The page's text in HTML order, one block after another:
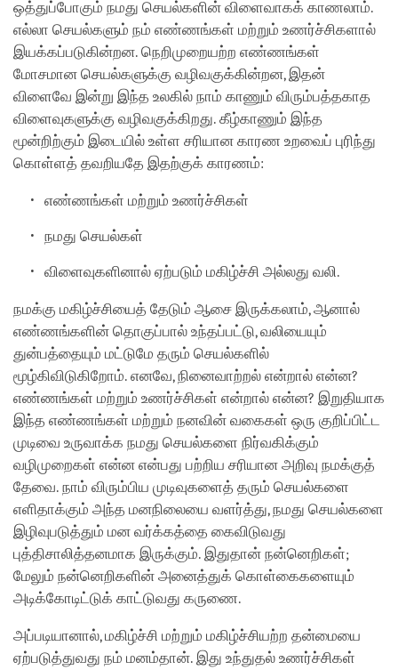
ஒத்துப்போகும் நமது செயல்களின் விளைவாகக் காணலாம்.
எல்லா செயல்களும் நம் எண்ணங்கள் மற்றும் உணர்ச்சிகளால்
இயக்கப்படுகின்றன. நெறிமுறையற்ற எண்ணங்கள்
மோசமான செயல்களுக்கு வழிவகுக்கின்றன, இதன்
விளைவே இன்று இந்த உலகில் நாம் காணும் விரும்பத்தகாத
விளைவுகளுக்கு வழிவகுக்கிறது. கீழ்காணும் இந்த
மூன்றிற்கும் இடையில் உள்ள சரியான காரண உறவைப் புரிந்து
கொள்ளத் தவறியதே இதற்குக் காரணம்:
எண்ணங்கள் மற்றும் உணர்ச்சிகள்
நமது செயல்கள்
விளைவுகளினால் ஏற்படும் மகிழ்ச்சி அல்லது வலி.
நமக்கு மகிழ்ச்சியைத் தேடும் ஆசை இருக்கலாம், ஆனால்
எண்ணங்களின் தொகுப்பால் உந்தப்பட்டு, வலியையும்
துன்பத்தையும் மட்டுமே தரும் செயல்களில்
மூழ்கிவிடுகிறோம். எனவே, நினைவாற்றல் என்றால் என்ன?
எண்ணங்கள் மற்றும் உணர்ச்சிகள் என்றால் என்ன? இறுதியாக
இந்த எண்ணங்கள் மற்றும் நனவின் வகைகள் ஒரு குறிப்பிட்ட
முடிவை உருவாக்க நமது செயல்களை நிர்வகிக்கும்
வழிமுறைகள் என்ன என்பது பற்றிய சரியான அறிவு நமக்குத்
தேவை. நாம் விரும்பிய முடிவுகளைத் தரும் செயல்களை
எளிதாக்கும் அந்த மனநிலையை வளர்த்து, நமது செயல்களை
இழிவுபடுத்தும் மன வர்க்கத்தை கைவிடுவது
புத்திசாலித்தனமாக இருக்கும். இதுதான் நன்னெறிகள்;
மேலும் நன்னெறிகளின் அனைத்துக் கொள்கைகளையும்
அடிக்கோடிட்டுக் காட்டுவது கருணை.
அப்படியானால், மகிழ்ச்சி மற்றும் மகிழ்ச்சியற்ற தன்மையை
ஏற்படுத்துவது நம் மனம்தான். இது உந்துதல் உணர்ச்சிகள்